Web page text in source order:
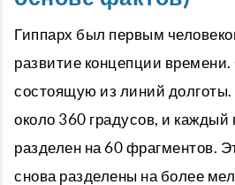
Гиппарх был первым
развитие концепции
состоящую из линий
около 360 градусов, и каждый
разделен на 60 фрагментов.
снова разделены на более